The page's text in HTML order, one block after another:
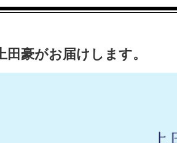
豪がお届けします。